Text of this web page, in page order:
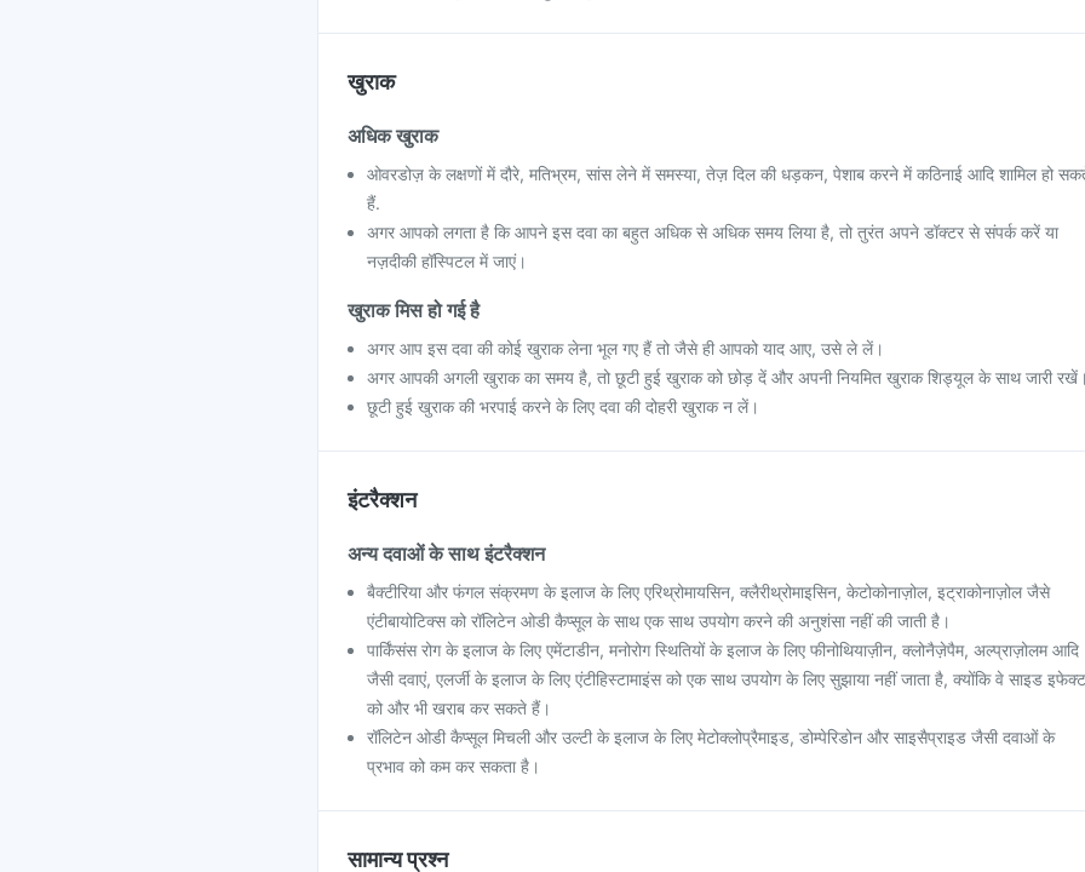
खुराक
अधिक खुराक
ओवरडोज़ के लक्षणों में दौरे, मतिभ्रम, सांस लेने में समस्या, तेज़ दिल की धड़कन, पेशाब करने में कठिनाई आदि शामिल हो
हैं.
अगर आपको लगता है कि आपने इस दवा का बहुत अधिक से अधिक समय लिया है, तो तुरंत अपने डॉक्टर से संपर्क करें या
नज़दीकी हॉस्पिटल में जाएं।
खुराक मिस हो गई है
अगर आप इस दवा की कोई खुराक लेना भूल गए हैं तो जैसे ही आपको याद आए, उसे ले लें।
अगर आपकी अगली खुराक का समय है, तो छूटी हुई खुराक को छोड़ दें और अपनी नियमित खुराक शिड्यूल के साथ जारी
छूटी हुई खुराक की भरपाई करने के लिए दवा की दोहरी खुराक न लें।
इंटरैक्शन
अन्य दवाओं के साथ इंटरैक्शन
बैक्टीरिया और फंगल संक्रमण के इलाज के लिए एरिथ्रोमायसिन, क्लैरीथ्रोमाइसिन, केटोकोनाज़ोल, इट्राकोनाज़ोल जैसे
एंटीबायोटिक्स को रॉलिटेन ओडी कैप्सूल के साथ एक साथ उपयोग करने की अनुशंसा नहीं की जाती है।
पार्किंसंस रोग के इलाज के लिए एमेंटाडीन, मनोरोग स्थितियों के इलाज के लिए फीनोथियाज़ीन, क्लोनैज़ेपैम, अल्प्राज़ोलम आदि
जैसी दवाएं, एलर्जी के इलाज के लिए एंटीहिस्टामाइंस को एक साथ उपयोग के लिए सुझाया नहीं जाता है, क्योंकि वे साइड इफेक्ट
को और भी खराब कर सकते हैं।
रॉलिटेन ओडी कैप्सूल मिचली और उल्टी के इलाज के लिए मेटोक्लोप्रैमाइड, डोम्पेरिडोन और साइसैप्राइड जैसी दवाओं के
प्रभाव को कम कर सकता है।
सामान्य प्रश्न